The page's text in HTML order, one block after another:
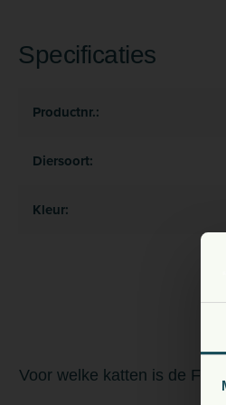
Specificaties
Productnr.:
Diersoort:
Kleur:
Voor welke katten is de